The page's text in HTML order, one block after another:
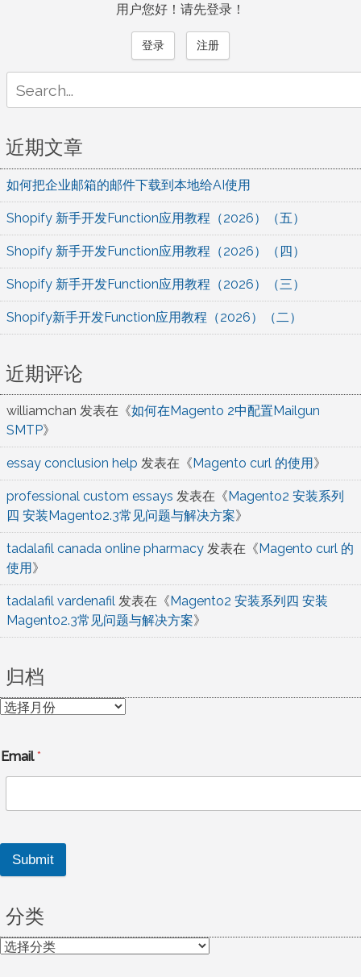
用户您好！请先登录！
登录 注册
for:
近期文章
如何把企业邮箱的邮件下载到本地给AI使用
Shopify 新手开发Function应用教程（2026）（五）
Shopify 新手开发Function应用教程（2026）（四）
Shopify 新手开发Function应用教程（2026）（三）
Shopify新手开发Function应用教程（2026）（二）
近期评论
williamchan 发表在《如何在Magento 2中配置Mailgun
SMTP》
essay conclusion help 发表在《Magento curl 的使用》
professional custom essays 发表在《Magento2 安装系列
四 安装Magento2.3常见问题与解决方案》
tadalafil canada online pharmacy 发表在《Magento curl 的
使用》
tadalafil vardenafil 发表在《Magento2 安装系列四 安装
Magento2.3常见问题与解决方案》
归档
归
Email*
Submit
分类
分